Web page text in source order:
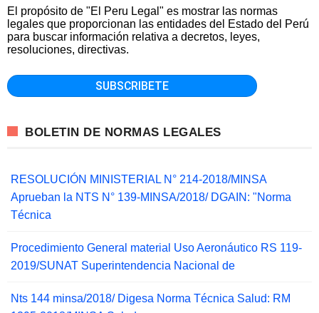
El propósito de "El Peru Legal" es mostrar las normas
legales que proporcionan las entidades del Estado del Perú
para buscar información relativa a decretos, leyes,
resoluciones, directivas.
BOLETIN DE NORMAS LEGALES
RESOLUCIÓN MINISTERIAL N° 214-2018/MINSA
Aprueban la NTS N° 139-MINSA/2018/ DGAIN: "Norma
Técnica
Procedimiento General material Uso Aeronáutico RS 119-
2019/SUNAT Superintendencia Nacional de
Nts 144 minsa/2018/ Digesa Norma Técnica Salud: RM